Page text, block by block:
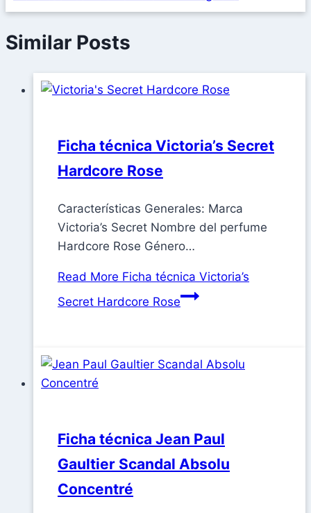
Similar Posts
Ficha técnica Victoria’s Secret
Hardcore Rose
Características Generales: Marca
Victoria’s Secret Nombre del perfume
Hardcore Rose Género…
Read More Ficha técnica Victoria’s
Secret Hardcore Rose
Ficha técnica Jean Paul
Gaultier Scandal Absolu
Concentré